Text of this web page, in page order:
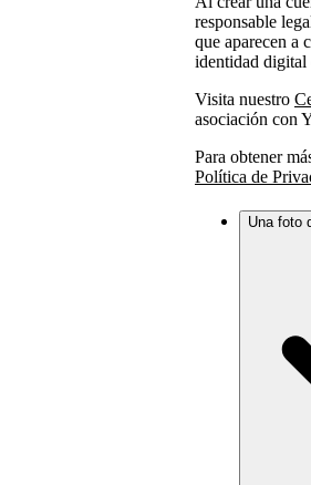
responsable
que aparecen a
identidad digital
Visita nuestro
asociación con
Para obtener
Política de
Una foto